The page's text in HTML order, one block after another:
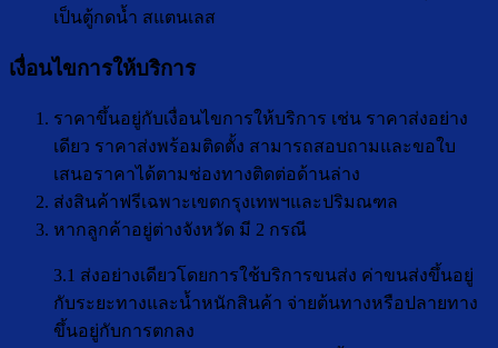
เป็นตู้กดน้ำ สแตนเลส
เงื่อนไขการให้บริการ
ราคาขึ้นอยู่กับเงื่อนไขการให้บริการ เช่น ราคาส่งอย่าง
เดียว ราคาส่งพร้อมติดตั้ง สามารถสอบถามและขอใบ
เสนอราคาได้ตามช่องทางติดต่อด้านล่าง
ส่งสินค้าฟรีเฉพาะเขตกรุงเทพฯและปริมณฑล
หากลูกค้าอยู่ต่างจังหวัด มี 2 กรณี
3.1 ส่งอย่างเดียวโดยการใช้บริการขนส่ง ค่าขนส่งขึ้นอยู่
กับระยะทางและน้ำหนักสินค้า จ่ายต้นทางหรือปลายทาง
ขึ้นอยู่กับการตกลง